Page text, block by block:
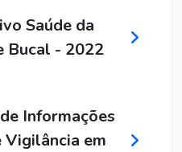
Saúde da
Bucal - 2022
Informações
Vigilância em